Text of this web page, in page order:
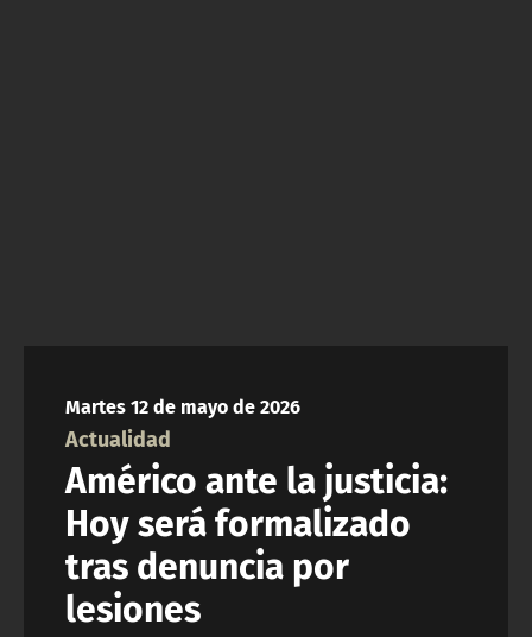
Martes 12 de mayo de 2026
Actualidad
Américo ante la justicia:
Hoy será formalizado
tras denuncia por
lesiones